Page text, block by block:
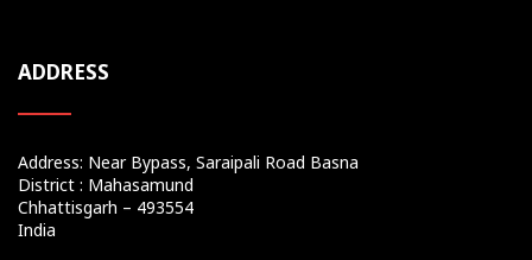
ADDRESS
Address: Near Bypass, Saraipali Road Basna
District : Mahasamund
Chhattisgarh – 493554
India